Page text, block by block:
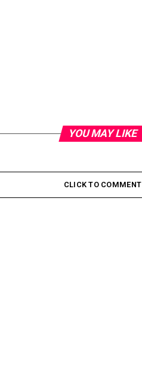
YOU MAY LIKE
CLICK TO COMMENT